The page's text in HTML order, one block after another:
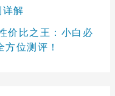
解
价比之王：小白必
位测评！